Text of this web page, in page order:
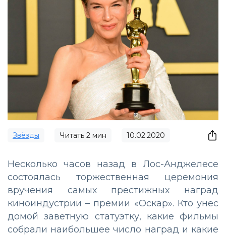
Звёзды Читать 2 мин 10.02.2020
Несколько часов назад в Лос-Анджелесе
состоялась торжественная церемония
вручения самых престижных наград
киноиндустрии – премии «Оскар». Кто унес
домой заветную статуэтку, какие фильмы
собрали наибольшее число наград и какие